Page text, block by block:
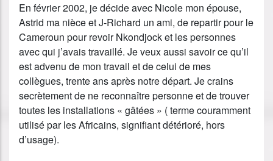
En février 2002, je décide avec Nicole mon épouse,
Astrid ma nièce et J-Richard un ami, de repartir pour le
Cameroun pour revoir Nkondjock et les personnes
avec qui j’avais travaillé. Je veux aussi savoir ce qu’il
est advenu de mon travail et de celui de mes
collègues, trente ans après notre départ. Je crains
secrètement de ne reconnaître personne et de trouver
toutes les installations « gâtées » ( terme couramment
utilisé par les Africains, signifiant détérioré, hors
d’usage).